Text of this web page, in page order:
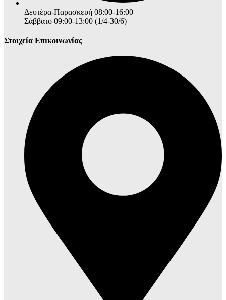
Δευτέρα-Παρασκευή 08:00-16:00
Σάββατο 09:00-13:00 (1/4-30/6)
Στοιχεία Επικοινωνίας